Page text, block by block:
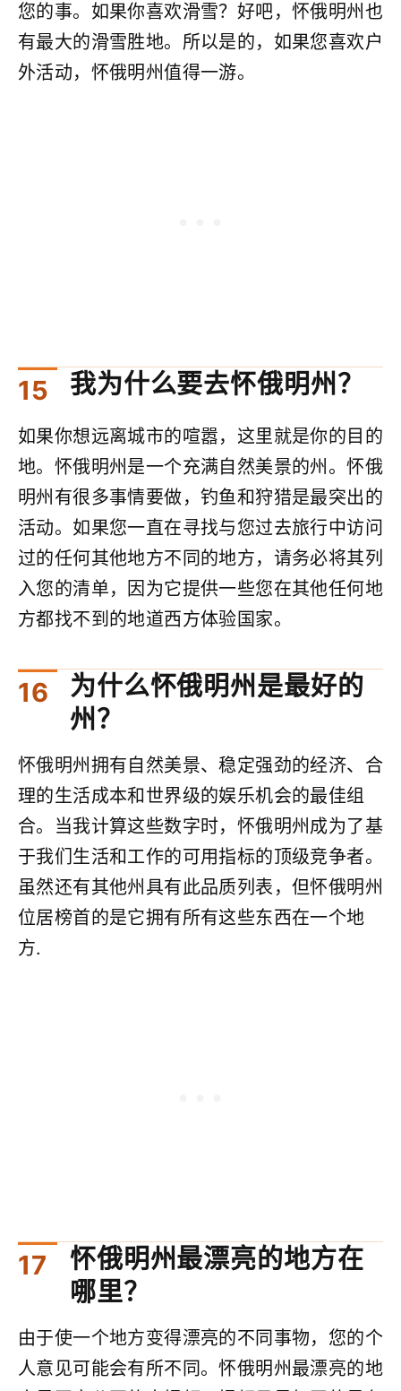
您的事。如果你喜欢滑雪？好吧，怀俄明州也
有最大的滑雪胜地。所以是的，如果您喜欢户
外活动，怀俄明州值得一游。
我为什么要去怀俄明州？
如果你想远离城市的喧嚣，这里就是你的目的
地。怀俄明州是一个充满自然美景的州。怀俄
明州有很多事情要做，钓鱼和狩猎是最突出的
活动。如果您一直在寻找与您过去旅行中访问
过的任何其他地方不同的地方，请务必将其列
入您的清单，因为它提供一些您在其他任何地
方都找不到的地道西方体验国家。
为什么怀俄明州是最好的
州？
怀俄明州拥有自然美景、稳定强劲的经济、合
理的生活成本和世界级的娱乐机会的最佳组
合。当我计算这些数字时，怀俄明州成为了基
于我们生活和工作的可用指标的顶级竞争者。
虽然还有其他州具有此品质列表，但怀俄明州
位居榜首的是它拥有所有这些东西在一个地
方.
怀俄明州最漂亮的地方在
哪里？
由于使一个地方变得漂亮的不同事物，您的个
人意见可能会有所不同。怀俄明州最漂亮的地